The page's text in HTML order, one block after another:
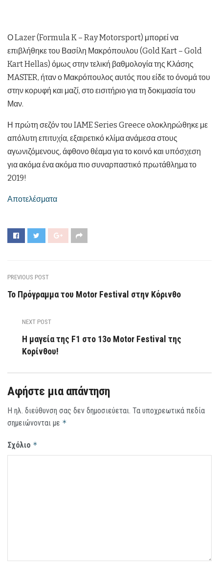
Ο Lazer (Formula K – Ray Motorsport) μπορεί να
επιβλήθηκε του Βασίλη Μακρόπουλου (Gold Kart – Gold
Kart Hellas) όμως στην τελική βαθμολογία της Κλάσης
MASTER, ήταν ο Μακρόπουλος αυτός που είδε το όνομά του
στην κορυφή και μαζί, στο εισιτήριο για τη δοκιμασία του
Μαν.
Η πρώτη σεζόν του IAME Series Greece ολοκληρώθηκε με
απόλυτη επιτυχία, εξαιρετικό κλίμα ανάμεσα στους
αγωνιζόμενους, άφθονο θέαμα για το κοινό και υπόσχεση
για ακόμα ένα ακόμα πιο συναρπαστικό πρωτάθλημα το
2019!
Αποτελέσματα
PREVIOUS POST
Το Πρόγραμμα του Motor Festival στην Κόρινθο
NEXT POST
Η μαγεία της F1 στο 13ο Motor Festival της
Κορίνθου!
Αφήστε μια απάντηση
Η ηλ. διεύθυνση σας δεν δημοσιεύεται. Τα υποχρεωτικά πεδία
σημειώνονται με *
Σχόλιο *